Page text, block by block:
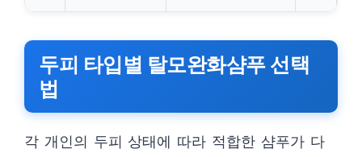
두피 타입별 탈모완화샴푸 선택
법
각 개인의 두피 상태에 따라 적합한 샴푸가 다